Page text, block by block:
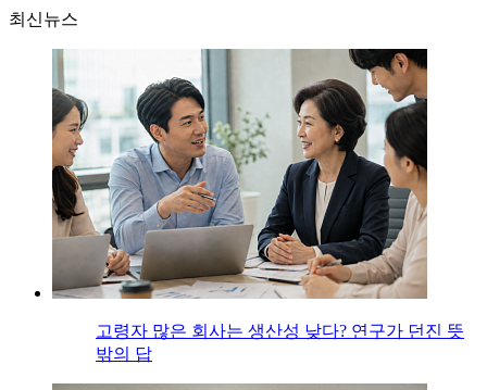
최신뉴스
고령자 많은 회사는 생산성 낮다? 연구가 던진 뜻
밖의 답